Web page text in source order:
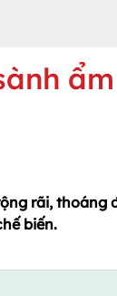
ẩm
rãi, thoáng
biến.